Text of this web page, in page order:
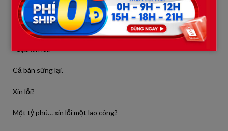
Minh Khang cười nhạt.
“Vậy thì sao?”
“Cậu xin lỗi.”
Cả bàn sững lại.
Xin lỗi?
Một tỷ phú… xin lỗi một lao công?